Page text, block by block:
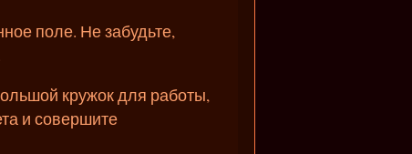
поле. Не забудьте,
кружок для работы,
и совершите